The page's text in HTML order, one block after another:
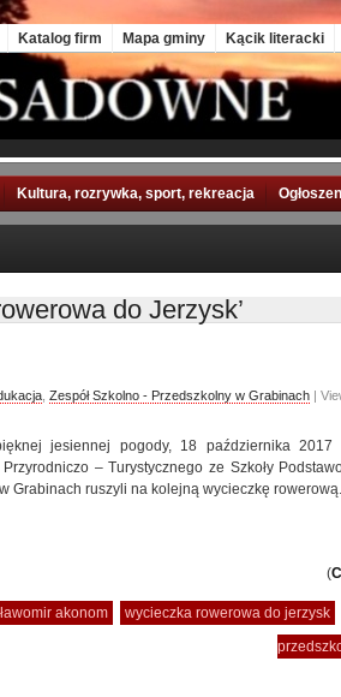
Katalog firm Mapa gminy Kącik literacki
Kultura, rozrywka, sport, rekreacja
do Jerzysk’
Zespół Szkolno - Przedszkolny w Grabinach |
jesiennej pogody, 18 października 2017
Przyrodniczo – Turystycznego ze Szkoły
Grabinach ruszyli na kolejną wycieczkę rowerową.
(
akonom wycieczka rowerowa do jerzysk